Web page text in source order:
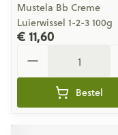
Mustela Bb Creme
Luierwissel 1-2-3 100g
€ 11,60
Bestel